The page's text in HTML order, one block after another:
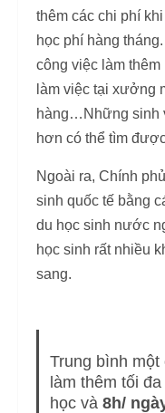
thêm các chi phí
học phí hàng
công việc làm
làm việc tại xưởng
hàng…Những sinh
hơn có thể tìm
Ngoài ra, Chính
sinh quốc tế bằng
du học sinh nước
học sinh rất nhiều
sang.
Trung bình
làm thêm tối
học và 8h/